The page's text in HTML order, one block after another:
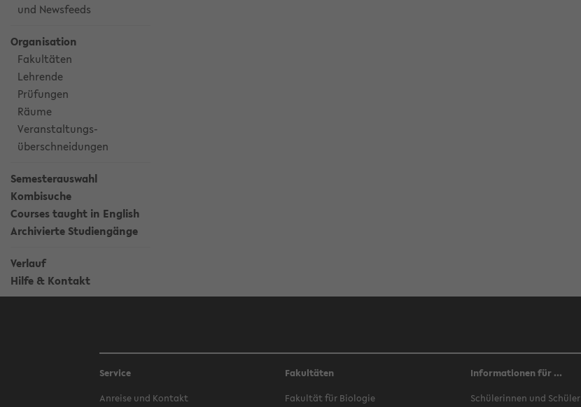
und Newsfeeds
Organisation
Fakultäten
Lehrende
Prüfungen
Räume
Veranstaltungs-
überschneidungen
Semesterauswahl
Kombisuche
Courses taught in English
Archivierte Studiengänge
Verlauf
Hilfe & Kontakt
Service
Anreise und Kontakt
Fakultäten
Fakultät für Biologie
Informationen für ...
Schülerinnen und Schüler